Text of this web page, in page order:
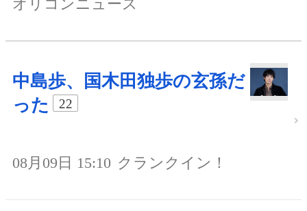
オリコンニュース
中島歩、国木田独歩の玄孫だ
った
22
08月09日 15:10 クランクイン！